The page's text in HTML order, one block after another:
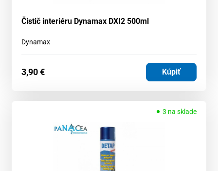
Čistič interiéru Dynamax DXI2 500ml
Dynamax
3,90€ Kúpiť
3 na sklade